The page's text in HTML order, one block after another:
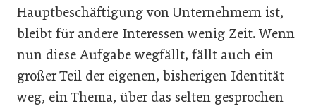
Hauptbeschäftigung von Unternehmern ist,
bleibt für andere Interessen wenig Zeit. Wenn
nun diese Aufgabe wegfällt, fällt auch ein
großer Teil der eigenen, bisherigen Identität
weg, ein Thema, über das selten gesprochen